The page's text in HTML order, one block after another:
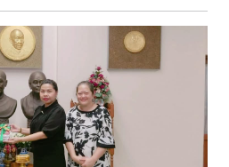
อบครัว ย น468ม ห้องหนูรัก